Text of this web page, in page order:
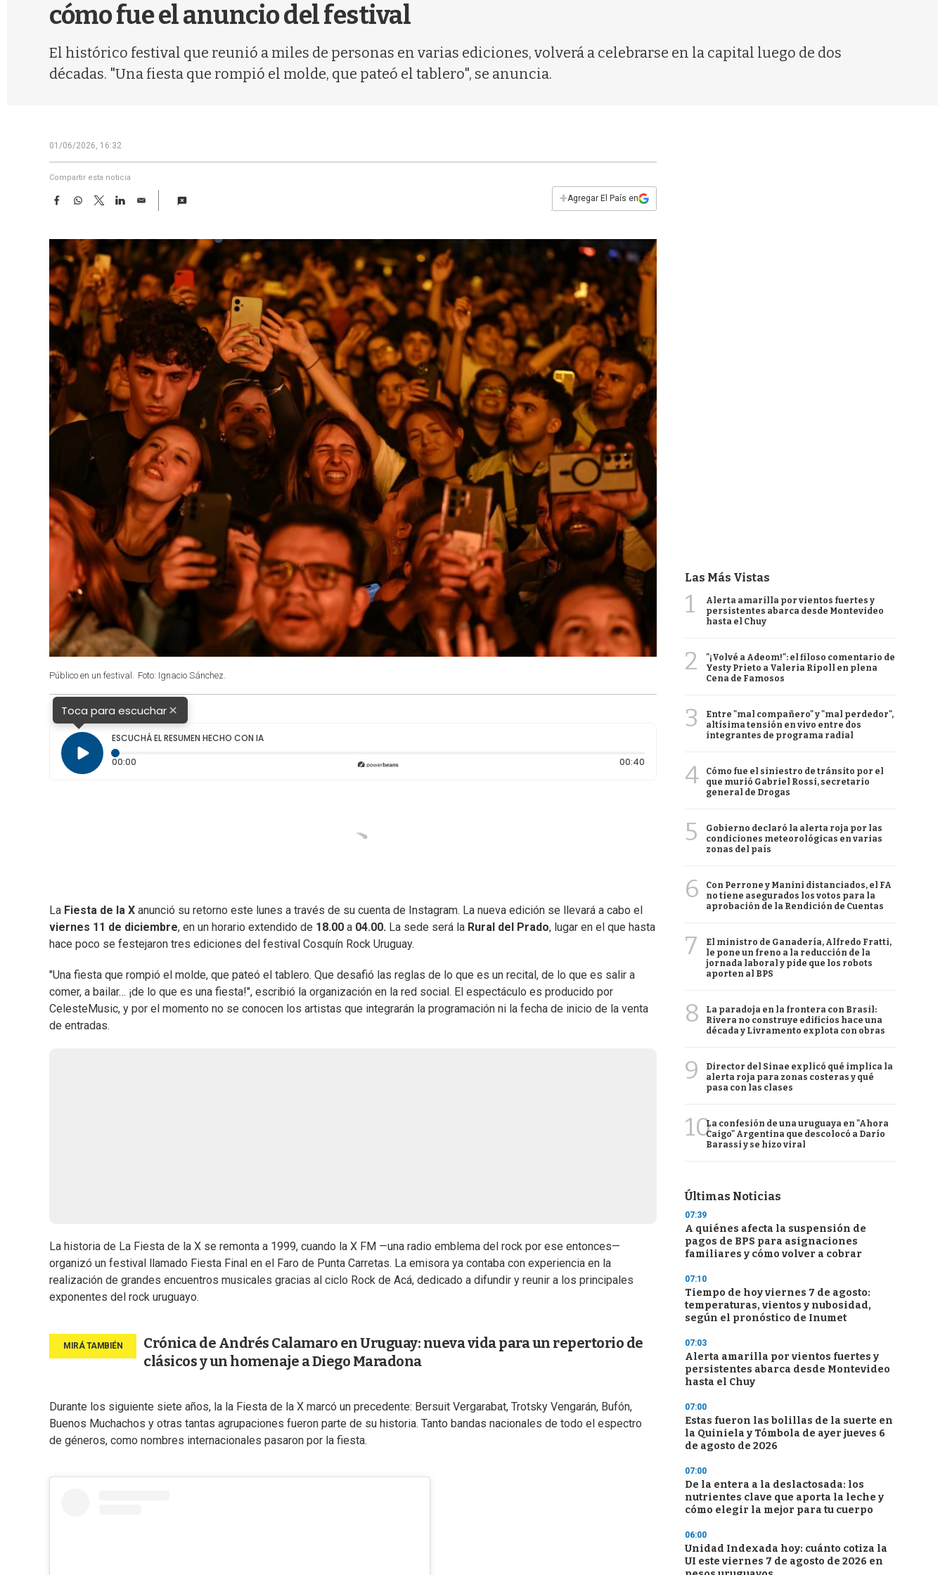
cómo fue el anuncio del festival
El histórico festival que reunió a miles de personas en varias ediciones, volverá a celebrarse en la capital luego de dos
décadas. "Una fiesta que rompió el molde, que pateó el tablero", se anuncia.
01/06/2026, 16:32
Compartir esta noticia
F
e
b
o
o
k
W
t
s
A
p
p
T
w
t
t
e
r
L
k
d
I
n
E
i
+Agregar El País en
Público en un festival. Foto: Ignacio Sánchez.
Toca para escuchar×
ESCUCHÁ EL RESUMEN HECHO CON IA
00:00
00:40Duración: 40 segundos
La Fiesta de la X anunció su retorno este lunes a través de su cuenta de Instagram. La nueva edición se llevará a cabo el
viernes 11 de diciembre, en un horario extendido de 18.00 a 04.00. La sede será la Rural del Prado, lugar en el que hasta
hace poco se festejaron tres ediciones del festival Cosquín Rock Uruguay.
"Una fiesta que rompió el molde, que pateó el tablero. Que desafió las reglas de lo que es un recital, de lo que es salir a
comer, a bailar… ¡de lo que es una fiesta!", escribió la organización en la red social. El espectáculo es producido por
CelesteMusic, y por el momento no se conocen los artistas que integrarán la programación ni la fecha de inicio de la venta
de entradas.
La historia de La Fiesta de la X se remonta a 1999, cuando la X FM —una radio emblema del rock por ese entonces—
organizó un festival llamado Fiesta Final en el Faro de Punta Carretas. La emisora ya contaba con experiencia en la
realización de grandes encuentros musicales gracias al ciclo Rock de Acá, dedicado a difundir y reunir a los principales
exponentes del rock uruguayo.
Crónica de Andrés Calamaro en Uruguay: nueva vida para un repertorio de
clásicos y un homenaje a Diego Maradona
Durante los siguiente siete años, la la Fiesta de la X marcó un precedente: Bersuit Vergarabat, Trotsky Vengarán, Bufón,
Buenos Muchachos y otras tantas agrupaciones fueron parte de su historia. Tanto bandas nacionales de todo el espectro
de géneros, como nombres internacionales pasaron por la fiesta.
Las Más Vistas
1
Alerta amarilla por vientos fuertes y
persistentes abarca desde Montevideo
hasta el Chuy
2
"¡Volvé a Adeom!": el filoso comentario de
Yesty Prieto a Valeria Ripoll en plena
Cena de Famosos
3
Entre "mal compañero" y "mal perdedor",
altísima tensión en vivo entre dos
integrantes de programa radial
4
Cómo fue el siniestro de tránsito por el
que murió Gabriel Rossi, secretario
general de Drogas
5
Gobierno declaró la alerta roja por las
condiciones meteorológicas en varias
zonas del país
6
Con Perrone y Manini distanciados, el FA
no tiene asegurados los votos para la
aprobación de la Rendición de Cuentas
7
El ministro de Ganadería, Alfredo Fratti,
le pone un freno a la reducción de la
jornada laboral y pide que los robots
aporten al BPS
8
La paradoja en la frontera con Brasil:
Rivera no construye edificios hace una
década y Livramento explota con obras
9
Director del Sinae explicó qué implica la
alerta roja para zonas costeras y qué
pasa con las clases
10La confesión de una uruguaya en "Ahora
Caigo" Argentina que descolocó a Darío
Barassi y se hizo viral
Últimas Noticias
07:39
A quiénes afecta la suspensión de
pagos de BPS para asignaciones
familiares y cómo volver a cobrar
07:10
Tiempo de hoy viernes 7 de agosto:
temperaturas, vientos y nubosidad,
según el pronóstico de Inumet
07:03
Alerta amarilla por vientos fuertes y
persistentes abarca desde Montevideo
hasta el Chuy
07:00
Estas fueron las bolillas de la suerte en
la Quiniela y Tómbola de ayer jueves 6
de agosto de 2026
07:00
De la entera a la deslactosada: los
nutrientes clave que aporta la leche y
cómo elegir la mejor para tu cuerpo
06:00
Unidad Indexada hoy: cuánto cotiza la
UI este viernes 7 de agosto de 2026 en